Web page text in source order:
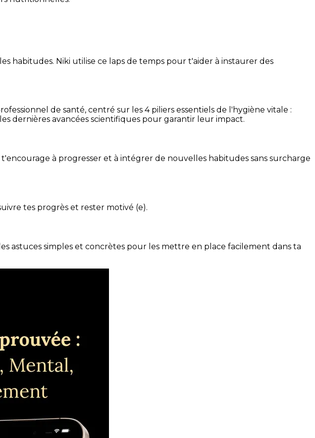
habitudes. Niki utilise ce laps de temps pour t'aider à instaurer des
de santé, centré sur les 4 piliers essentiels de l'hygiène vitale :
dernières avancées scientifiques pour garantir leur impact.
à progresser et à intégrer de nouvelles habitudes sans surcharge
tes progrès et rester motivé (e).
astuces simples et concrètes pour les mettre en place facilement dans ta